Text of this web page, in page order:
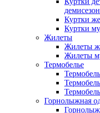
Куртки
Куртки
Жилеты
Жилеты
Жилеты
Термобелье
Горнолыжная